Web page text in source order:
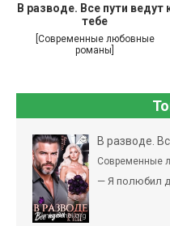
В разводе. Все пути ведут
тебе
[Современные любовные
романы]
В разводе.
Современные
— Я полюбил